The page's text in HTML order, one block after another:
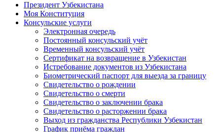
Президент Узбекистана
Моя Конституция
Консульские услуги
Электронная очередь
Постоянный консульский учёт
Временный консульский учёт
Сертификат на возвращение в Узбекистан
Истребование документов из Узбекистана
Биометрический паспорт для выезда за границу
Свидетельство о рождении
Свидетельство о смерти
Свидетельство о заключении брака
Свидетельство о расторжении брака
Выход из гражданства Республики Узбекистан
График приёма граждан